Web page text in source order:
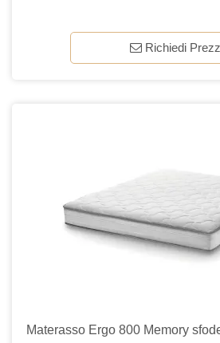
Richiedi
Materasso Ergo 800 Memory